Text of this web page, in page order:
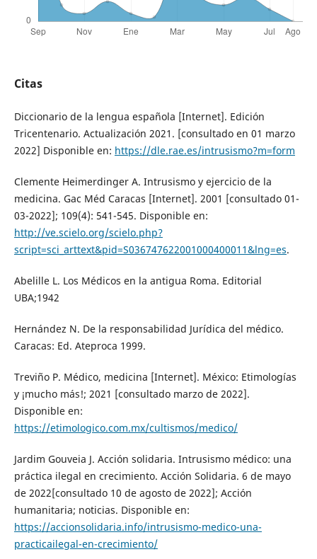
Citas
Diccionario de la lengua española [Internet]. Edición
Tricentenario. Actualización 2021. [consultado en 01 marzo
2022] Disponible en: https://dle.rae.es/intrusismo?m=form
Clemente Heimerdinger A. Intrusismo y ejercicio de la
medicina. Gac Méd Caracas [Internet]. 2001 [consultado 01-
03-2022]; 109(4): 541-545. Disponible en:
http://ve.scielo.org/scielo.php?
script=sci_arttext&pid=S036747622001000400011&lng=es.
Abelille L. Los Médicos en la antigua Roma. Editorial
UBA;1942
Hernández N. De la responsabilidad Jurídica del médico.
Caracas: Ed. Ateproca 1999.
Treviño P. Médico, medicina [Internet]. México: Etimologías
y ¡mucho más!; 2021 [consultado marzo de 2022].
Disponible en:
https://etimologico.com.mx/cultismos/medico/
Jardim Gouveia J. Acción solidaria. Intrusismo médico: una
práctica ilegal en crecimiento. Acción Solidaria. 6 de mayo
de 2022[consultado 10 de agosto de 2022]; Acción
humanitaria; noticias. Disponible en:
https://accionsolidaria.info/intrusismo-medico-una-
practicailegal-en-crecimiento/